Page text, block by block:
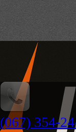
(067) 354-